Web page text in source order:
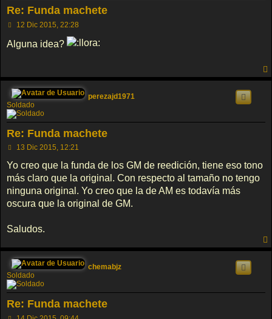
Re: Funda machete
M
n
s
12 Dic 2015, 22:28
Alguna idea?
perezajd1971
Soldado
Re: Funda machete
M
n
s
a
j
13 Dic 2015, 12:21
Yo creo que la funda de los GM de reedición, tiene eso tono
más claro que la original. Con respecto al tamaño no tengo
ninguna original. Yo creo que la de AM es todavía más
oscura que la original de GM.
Saludos.
chemabjz
Soldado
Re: Funda machete